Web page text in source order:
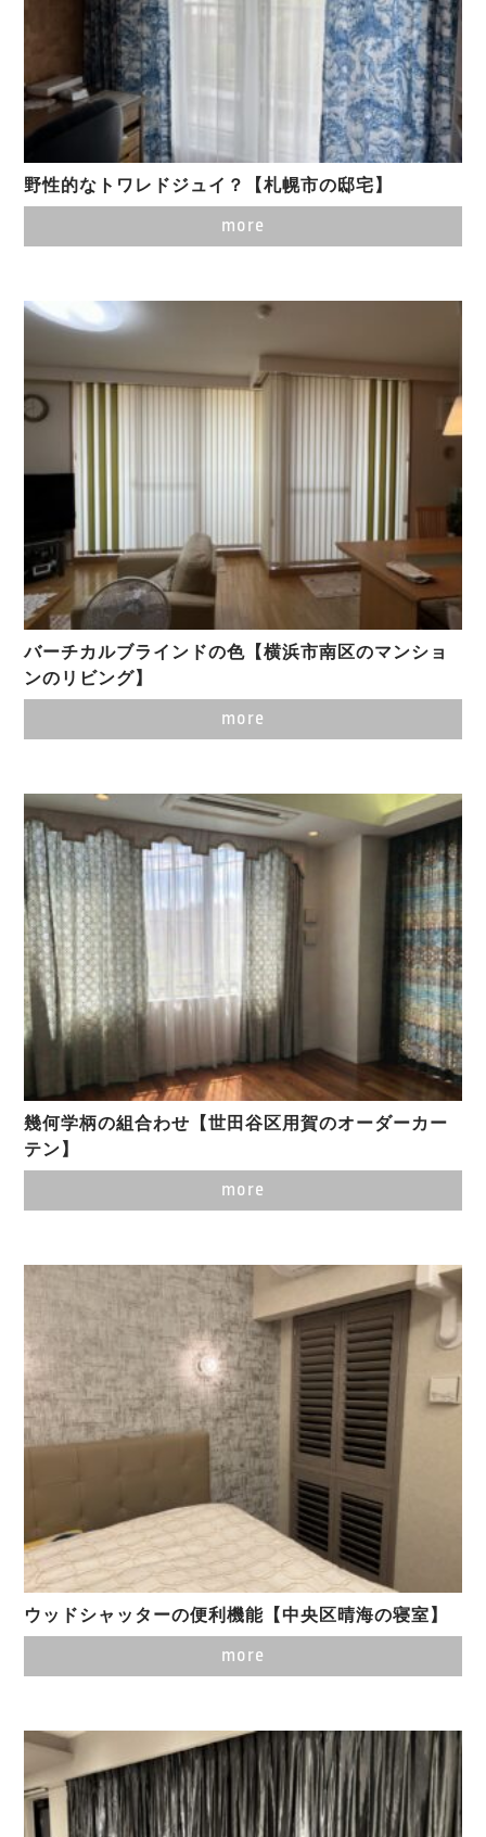
野性的なトワレドジュイ？【札幌市の邸宅】
more
バーチカルブラインドの色【横浜市南区のマンショ
ンのリビング】
more
幾何学柄の組合わせ【世田谷区用賀のオーダーカー
テン】
more
ウッドシャッターの便利機能【中央区晴海の寝室】
more